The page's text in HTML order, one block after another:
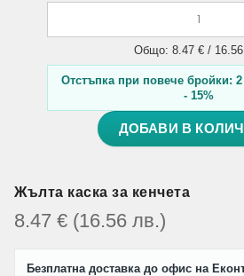
Общо: 8.47 € /
Отстъпка при повече бройки:
- 15%
ДОБАВИ В
Жълта каска за кенчета
8.47 € (16.56 лв.)
Безплатна доставка до офис на